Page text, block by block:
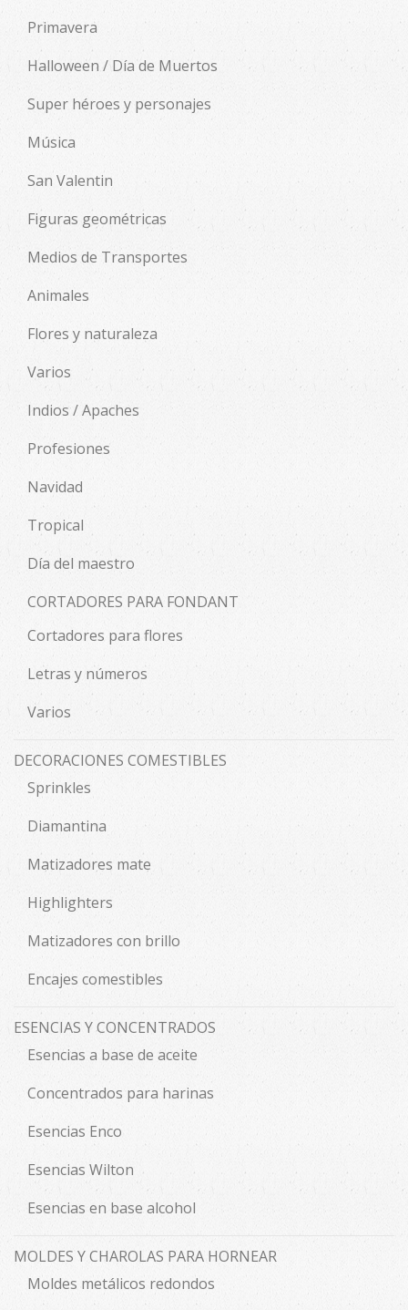
Primavera
Halloween / Día de Muertos
Super héroes y personajes
Música
San Valentin
Figuras geométricas
Medios de Transportes
Animales
Flores y naturaleza
Varios
Indios / Apaches
Profesiones
Navidad
Tropical
Día del maestro
CORTADORES PARA FONDANT
Cortadores para flores
Letras y números
Varios
DECORACIONES COMESTIBLES
Sprinkles
Diamantina
Matizadores mate
Highlighters
Matizadores con brillo
Encajes comestibles
ESENCIAS Y CONCENTRADOS
Esencias a base de aceite
Concentrados para harinas
Esencias Enco
Esencias Wilton
Esencias en base alcohol
MOLDES Y CHAROLAS PARA HORNEAR
Moldes metálicos redondos